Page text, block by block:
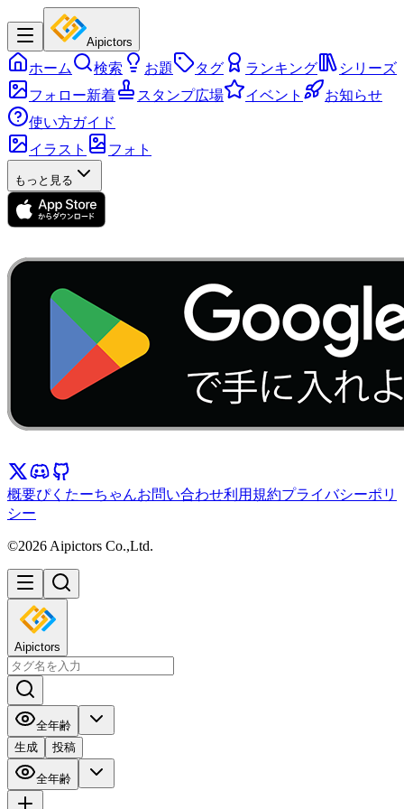
Aipictors
ホーム 検索 お題 タグ ランキング
シリーズ
フォロー新着
スタンプ広場 イベント
お知らせ
使い方ガイド
イラスト
フォト
もっと見る
概要ぴくたーちゃんお問い合わせ利用規約プライバシーポリ
シー
©2026 Aipictors Co.,Ltd.
Aipictors
全年齢
生成
投稿
全年齢